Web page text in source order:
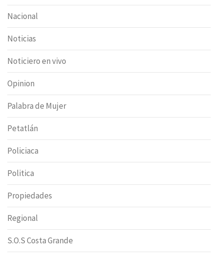
Nacional
Noticias
Noticiero en vivo
Opinion
Palabra de Mujer
Petatlán
Policiaca
Politica
Propiedades
Regional
S.O.S Costa Grande